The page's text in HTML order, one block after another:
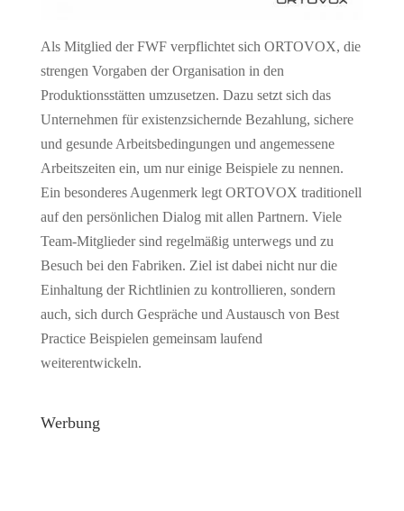
Als Mitglied der FWF verpflichtet sich ORTOVOX, die
strengen Vorgaben der Organisation in den
Produktionsstätten umzusetzen. Dazu setzt sich das
Unternehmen für existenzsichernde Bezahlung, sichere
und gesunde Arbeitsbedingungen und angemessene
Arbeitszeiten ein, um nur einige Beispiele zu nennen.
Ein besonderes Augenmerk legt ORTOVOX traditionell
auf den persönlichen Dialog mit allen Partnern. Viele
Team-Mitglieder sind regelmäßig unterwegs und zu
Besuch bei den Fabriken. Ziel ist dabei nicht nur die
Einhaltung der Richtlinien zu kontrollieren, sondern
auch, sich durch Gespräche und Austausch von Best
Practice Beispielen gemeinsam laufend
weiterentwickeln.
Werbung